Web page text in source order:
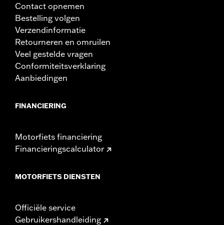
Contact opnemen
Bestelling volgen
Verzendinformatie
Retourneren en omruilen
Veel gestelde vragen
Conformiteitsverklaring
Aanbiedingen
FINANCIERING
Motorfiets financiering
Financieringscalculator
MOTORFIETS DIENSTEN
Officiële service
Gebruikershandleiding